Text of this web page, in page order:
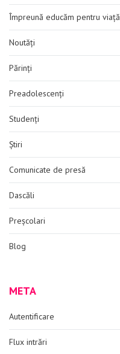
Împreună educăm pentru viață
Noutăți
Părinți
Preadolescenți
Studenți
Știri
Comunicate de presă
Dascăli
Preșcolari
Blog
META
Autentificare
Flux intrări